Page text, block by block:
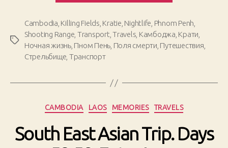
Asian
Trip.
Days
69-
Метки
Cambodia Killing Fields Kratie Nightlife Phnom Penh
Shooting Range Transport ,Travels Камбоджа Крати
Ночная жизнь, Пном Пень Поля смерти Путешествия
Стрельбище Транспорт
Рубрики
CAMBODIA LAOS MEMORIES TRAVELS
South East Asian Trip. Days